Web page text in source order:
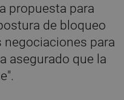
propuesta para
de bloqueo
para
asegurado que la